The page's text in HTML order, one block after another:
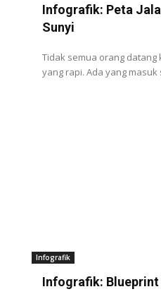
Infografik: Peta
Sunyi
Tidak semua orang
yang rapi. Ada yang
Infografik
Infografik: